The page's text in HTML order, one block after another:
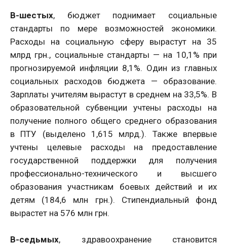
В-шестых, бюджет поднимает социальные
стандарты по мере возможностей экономики.
Расходы на социальную сферу вырастут на 35
млрд грн., социальные стандарты — на 10,1% при
прогнозируемой инфляции 8,1%. Один из главных
социальных расходов бюджета — образование.
Зарплаты учителям вырастут в среднем на 33,5%. В
образовательной субвенции учтены расходы на
получение полного общего среднего образования
в ПТУ (выделено 1,615 млрд.). Также впервые
учтены целевые расходы на предоставление
государственной поддержки для получения
профессионально-технического и высшего
образования участникам боевых действий и их
детям (184,6 млн грн.). Стипендиальный фонд
вырастет на 576 млн грн.
В-седьмых, здравоохранение становится